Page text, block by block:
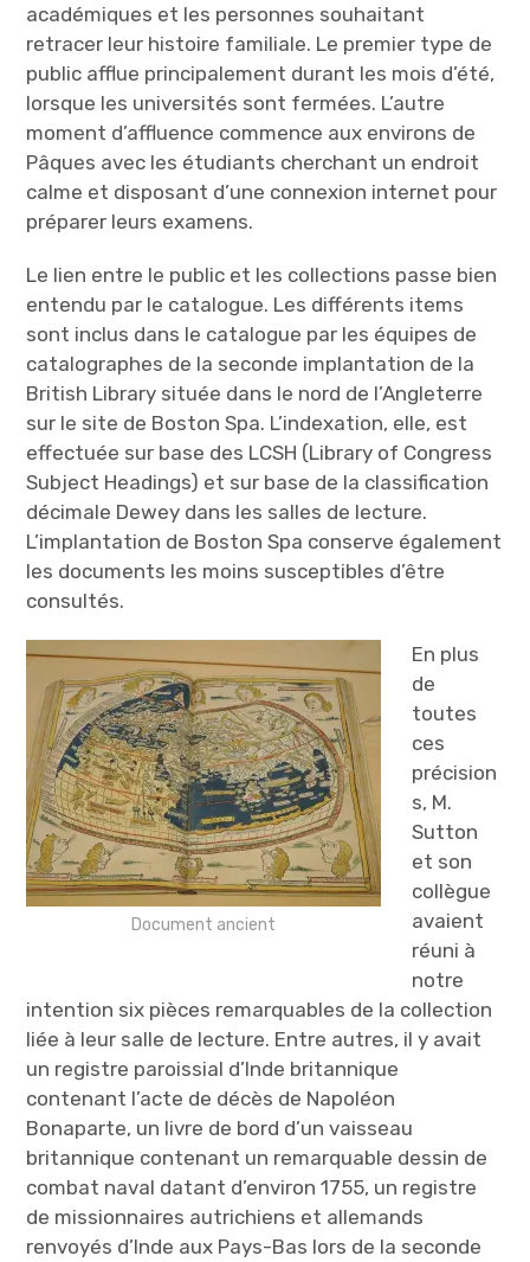
académiques et les personnes souhaitant
retracer leur histoire familiale. Le premier type de
public afflue principalement durant les mois d’été,
lorsque les universités sont fermées. L’autre
moment d’affluence commence aux environs de
Pâques avec les étudiants cherchant un endroit
calme et disposant d’une connexion internet pour
préparer leurs examens.
Le lien entre le public et les collections passe bien
entendu par le catalogue. Les différents items
sont inclus dans le catalogue par les équipes de
catalographes de la seconde implantation de la
British Library située dans le nord de l’Angleterre
sur le site de Boston Spa. L’indexation, elle, est
effectuée sur base des LCSH (Library of Congress
Subject Headings) et sur base de la classification
décimale Dewey dans les salles de lecture.
L’implantation de Boston Spa conserve également
les documents les moins susceptibles d’être
consultés.
Document ancient
En plus
de
toutes
ces
précision
s, M.
Sutton
et son
collègue
avaient
réuni à
notre
intention six pièces remarquables de la collection
liée à leur salle de lecture. Entre autres, il y avait
un registre paroissial d’Inde britannique
contenant l’acte de décès de Napoléon
Bonaparte, un livre de bord d’un vaisseau
britannique contenant un remarquable dessin de
combat naval datant d’environ 1755, un registre
de missionnaires autrichiens et allemands
renvoyés d’Inde aux Pays-Bas lors de la seconde